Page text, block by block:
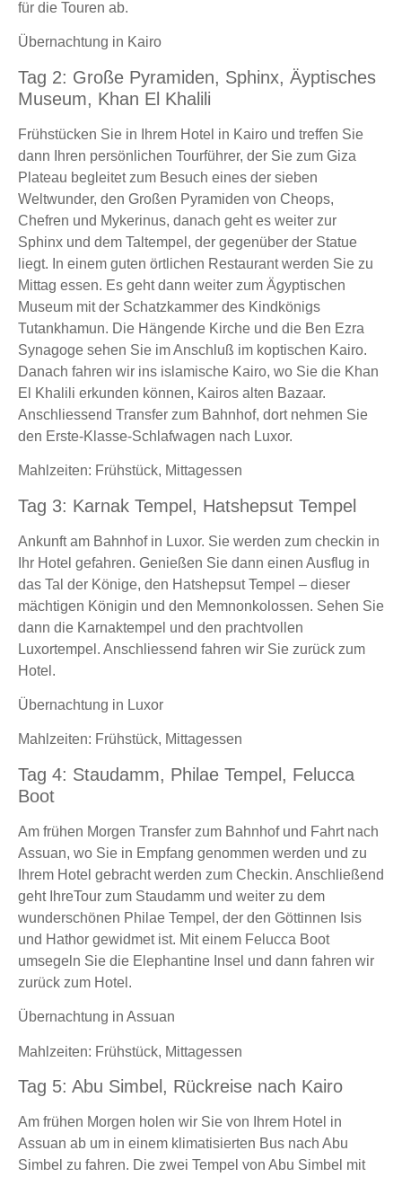
für die Touren ab.
Übernachtung in Kairo
Tag 2: Große Pyramiden, Sphinx, Äyptisches
Museum, Khan El Khalili
Frühstücken Sie in Ihrem Hotel in Kairo und treffen Sie
dann Ihren persönlichen Tourführer, der Sie zum Giza
Plateau begleitet zum Besuch eines der sieben
Weltwunder, den Großen Pyramiden von Cheops,
Chefren und Mykerinus, danach geht es weiter zur
Sphinx und dem Taltempel, der gegenüber der Statue
liegt. In einem guten örtlichen Restaurant werden Sie zu
Mittag essen. Es geht dann weiter zum Ägyptischen
Museum mit der Schatzkammer des Kindkönigs
Tutankhamun. Die Hängende Kirche und die Ben Ezra
Synagoge sehen Sie im Anschluß im koptischen Kairo.
Danach fahren wir ins islamische Kairo, wo Sie die Khan
El Khalili erkunden können, Kairos alten Bazaar.
Anschliessend Transfer zum Bahnhof, dort nehmen Sie
den Erste-Klasse-Schlafwagen nach Luxor.
Mahlzeiten: Frühstück, Mittagessen
Tag 3: Karnak Tempel, Hatshepsut Tempel
Ankunft am Bahnhof in Luxor. Sie werden zum checkin in
Ihr Hotel gefahren. Genießen Sie dann einen Ausflug in
das Tal der Könige, den Hatshepsut Tempel – dieser
mächtigen Königin und den Memnonkolossen. Sehen Sie
dann die Karnaktempel und den prachtvollen
Luxortempel. Anschliessend fahren wir Sie zurück zum
Hotel.
Übernachtung in Luxor
Mahlzeiten: Frühstück, Mittagessen
Tag 4: Staudamm, Philae Tempel, Felucca
Boot
Am frühen Morgen Transfer zum Bahnhof und Fahrt nach
Assuan, wo Sie in Empfang genommen werden und zu
Ihrem Hotel gebracht werden zum Checkin. Anschließend
geht IhreTour zum Staudamm und weiter zu dem
wunderschönen Philae Tempel, der den Göttinnen Isis
und Hathor gewidmet ist. Mit einem Felucca Boot
umsegeln Sie die Elephantine Insel und dann fahren wir
zurück zum Hotel.
Übernachtung in Assuan
Mahlzeiten: Frühstück, Mittagessen
Tag 5: Abu Simbel, Rückreise nach Kairo
Am frühen Morgen holen wir Sie von Ihrem Hotel in
Assuan ab um in einem klimatisierten Bus nach Abu
Simbel zu fahren. Die zwei Tempel von Abu Simbel mit